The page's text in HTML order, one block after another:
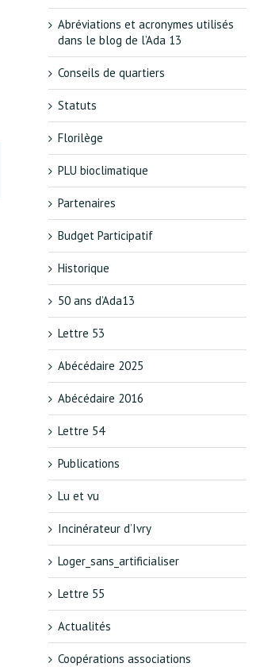
Abréviations et acronymes utilisés
dans le blog de l’Ada 13
Conseils de quartiers
Statuts
Florilège
PLU bioclimatique
Partenaires
Budget Participatif
Historique
50 ans d’Ada13
Lettre 53
Abécédaire 2025
Abécédaire 2016
Lettre 54
Publications
Lu et vu
Incinérateur d’Ivry
Loger_sans_artificialiser
Lettre 55
Actualités
Coopérations associations